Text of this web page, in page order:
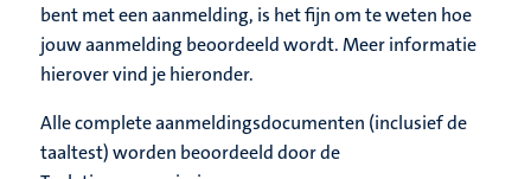
bent met een aanmelding, is het fijn om te weten hoe
jouw aanmelding beoordeeld wordt. Meer informatie
hierover vind je hieronder.
Alle complete aanmeldingsdocumenten (inclusief de
taaltest) worden beoordeeld door de